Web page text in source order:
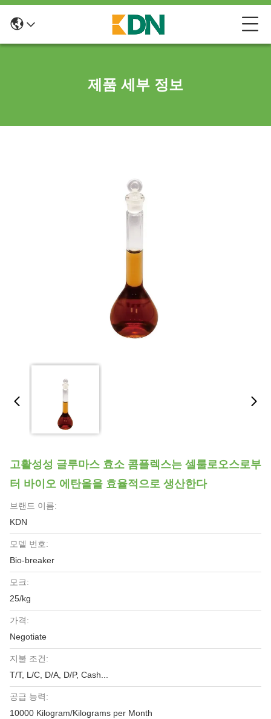
제품 세부 정보
고활성성 글루마스 효소 콤플렉스는 셀룰로오스로부
터 바이오 에탄올을 효율적으로 생산한다
브랜드 이름:
KDN
모델 번호:
Bio-breaker
모크:
25/kg
가격:
Negotiate
지불 조건:
T/T, L/C, D/A, D/P, Cash...
공급 능력:
10000 Kilogram/Kilograms per Month